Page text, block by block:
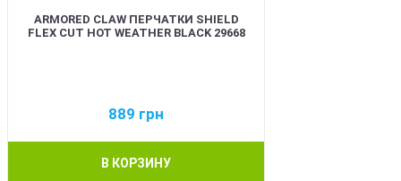
ARMORED CLAW ПЕРЧАТКИ SHIELD
FLEX CUT HOT WEATHER BLACK 29668
889 грн
В КОРЗИНУ